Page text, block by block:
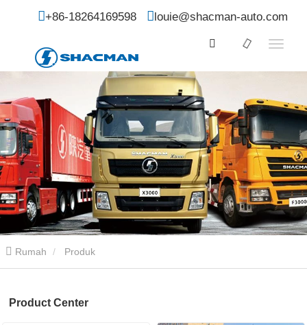
+86-18264169598 louie@shacman-auto.com
Rumah Produk
Product Center